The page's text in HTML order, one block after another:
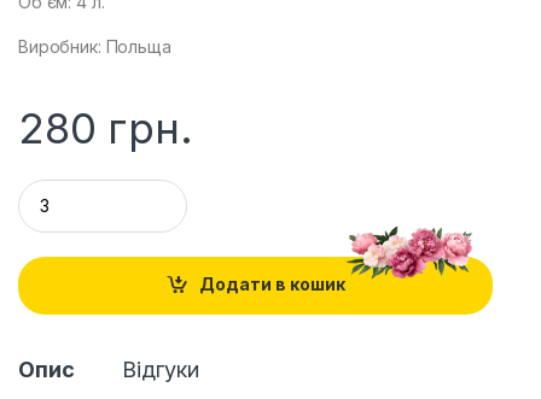
Виробник: Польща
280 грн.
Q
u
a
t
i
Додати в кошик
Опис Відгуки